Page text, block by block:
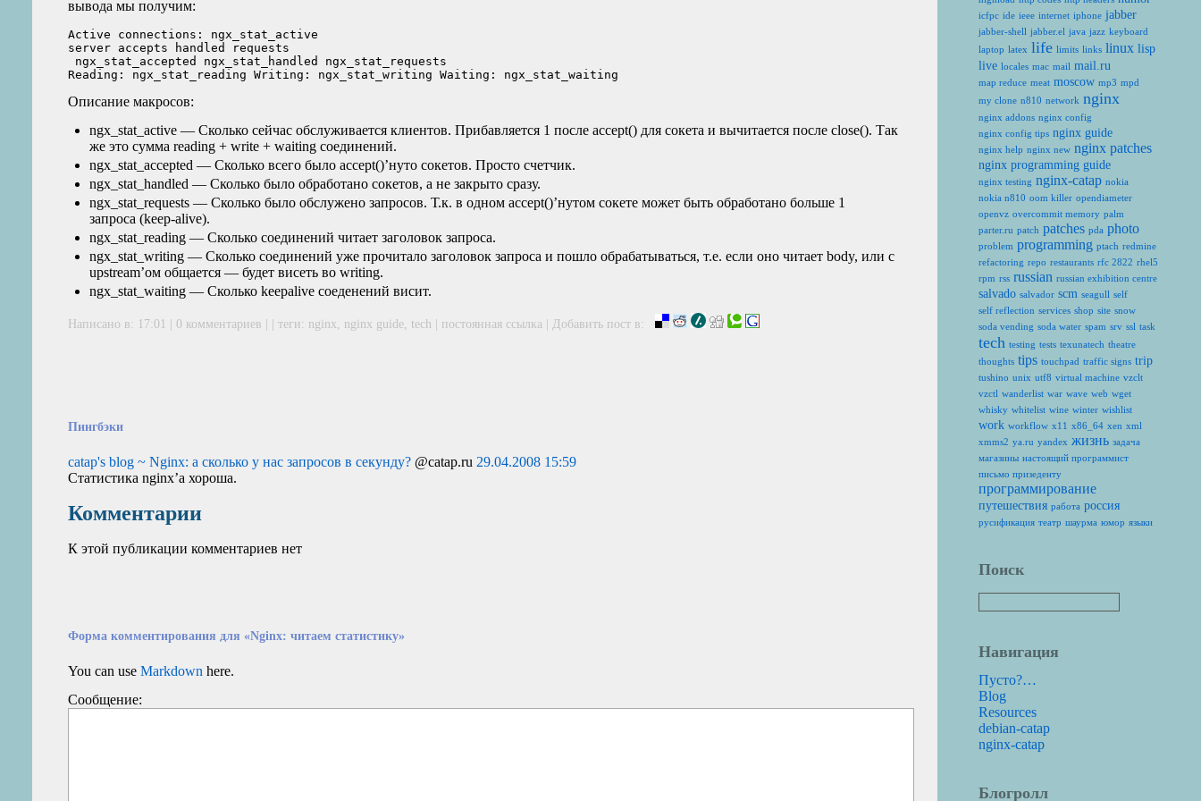
вывода мы получим:
Active connections: ngx_stat_active
server accepts handled requests
ngx_stat_accepted ngx_stat_handled ngx_stat_requests
Описание макросов:
ngx_stat_active — Сколько сейчас обслуживается клиентов. Прибавляется 1 после accept() для сокета и вычитается после close(). Так
же это сумма reading + write + waiting соединений.
ngx_stat_accepted — Сколько всего было accept()’нуто сокетов. Просто счетчик.
ngx_stat_handled — Сколько было обработано сокетов, а не закрыто сразу.
ngx_stat_requests — Сколько было обслужено запросов. Т.к. в одном accept()’нутом сокете может быть обработано больше 1
запроса (keep-alive).
ngx_stat_reading — Сколько соединений читает заголовок запроса.
ngx_stat_writing — Сколько соединений уже прочитало заголовок запроса и пошло обрабатываться, т.е. если оно читает body, или с
upstream’ом общается — будет висеть во writing.
ngx_stat_waiting — Сколько keepalive соеденений висит.
Написано в: 17:01 | 0 комментариев | | теги: nginx nginx guide tech | постоянная ссылка | Добавить пост в:
Пингбэки
catap's blog ~ Nginx: а сколько у нас запросов в секунду? @catap.ru 29.04.2008 15:59
Статистика nginx’а хороша.
Комментарии
К этой публикации комментариев нет
Форма комментирования для «Nginx: читаем статистику»
You can useMarkdown here.
Сообщение:
icfpc ide ieee internet iphone jabber
jabber-shell jabber.el java jazz keyboard
laptop latex life limits links linux lisp
live locales mac mail mail.ru
map reduce meat moscow mp3 mpd
my clone n810 network nginx
nginx addons nginx config
nginx config tips nginx guide
nginx help nginx new nginx patches
nginx programming guide
nginx testing nginx-catap nokia
nokia n810 oom killer opendiameter
openvz overcommit memory palm
parter.ru patch patches pda photo
problem programming ptach redmine
refactoring repo restaurants rfc 2822 rhel5
rpm rss russian russian exhibition centre
salvado salvador scm seagull self
self reflection services shop site snow
soda vending soda water spam srv ssl task
tech testing tests texunatech theatre
thoughts tips touchpad traffic signs trip
tushino unix utf8 virtual machine vzclt
vzctl wanderlist war wave web wget
whisky whitelist wine winter wishlist
work workflow x11 x86_64 xen xml
xmms2 ya.ru yandex жизнь задача
магазины настоящий программист
письмо призеденту
программирование
путешествия работа россия
русификация театр шаурма юмор языки
Поиск
Навигация
Пусто?…
Blog
Resources
debian-catap
nginx-catap
Блогролл